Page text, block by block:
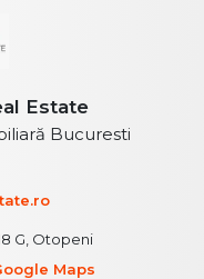
Estate
Bucuresti
G, Otopeni
Maps